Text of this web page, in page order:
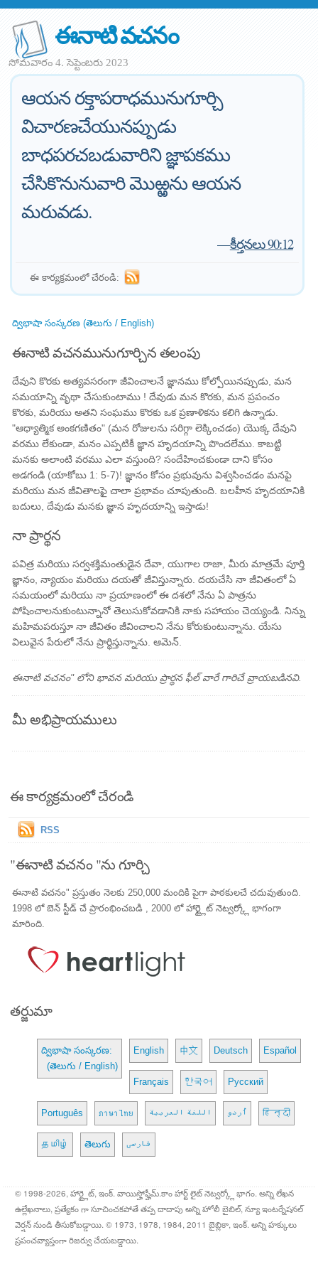
ఈనాటి వచనం
సోమవారం 4. సెప్టెంబరు 2023
ఆయన రక్తాపరాధమునుగూర్చి
విచారణచేయునప్పుడు
బాధపరచబడువారిని జ్ఞాపకము
చేసికొనునువారి మొఱ్ఱను ఆయన
మరువడు.
—కీర్తనలు 90:12
ఈ కార్యక్రమంలో చేరండి:
ద్విభాషా సంస్కరణ (తెలుగు / English)
ఈనాటి వచనమునుగూర్చిన తలంపు
దేవుని కొరకు అత్యవసరంగా జీవించాలనే జ్ఞానము కోల్పోయినప్పుడు, మన
సమయాన్ని వృథా చేసుకుంటాము ! దేవుడు మన కొరకు, మన ప్రపంచం
కొరకు, మరియు అతని సంఘము కొరకు ఒక ప్రణాళికను కలిగి ఉన్నాడు.
"ఆధ్యాత్మిక అంకగణితం" (మన రోజులను సరిగ్గా లెక్కించడం) యొక్క దేవుని
వరము లేకుండా, మనం ఎప్పటికీ జ్ఞాన హృదయాన్ని పొందలేము. కాబట్టి
మనకు అలాంటి వరము ఎలా వస్తుంది? సందేహించకుండా దాని కోసం
అడగండి (యాకోబు 1: 5-7)! జ్ఞానం కోసం ప్రభువును విశ్వసించడం మనపై
మరియు మన జీవితాలఫై చాలా ప్రభావం చూపుతుంది. బలహీన హృదయానికి
బదులు, దేవుడు మనకు జ్ఞాన హృదయాన్ని ఇస్తాడు!
నా ప్రార్థన
పవిత్ర మరియు సర్వశక్తిమంతుడైన దేవా, యుగాల రాజా, మీరు మాత్రమే పూర్తి
జ్ఞానం, న్యాయం మరియు దయతో జీవిస్తున్నారు. దయచేసి నా జీవితంలో ఏ
సమయంలో మరియు నా ప్రయాణంలో ఈ దశలో నేను ఏ పాత్రను
పోషించాలనుకుంటున్నానో తెలుసుకోవడానికి నాకు సహాయం చెయ్యండి. నిన్ను
మహిమపరుస్తూ నా జీవితం జీవించాలని నేను కోరుకుంటున్నాను. యేసు
విలువైన పేరులో నేను ప్రార్థిస్తున్నాను. ఆమెన్.
ఈనాటి వచనం" లోని భావన మరియు ప్రార్థన ఫీల్ వారే గారిచే వ్రాయబడినవి.
మీ అభిప్రాయములు
ఈ కార్యక్రమంలో చేరండి
RSS
"ఈనాటి వచనం "ను గూర్చి
ఈనాటి వచనం" ప్రస్తుతం నెలకు 250,000 మందికి పైగా పాఠకులచే చదువుతుంది.
1998 లో బెన్ స్టీడ్ చే ప్రారంభించబడి , 2000 లో హార్ట్లైట్ నెట్వర్క్లో భాగంగా
మారింది.
తర్జుమా
ద్విభాషా సంస్కరణ:
(తెలుగు / English)
English 中文 Deutsch Español
Français 한국어 Русский
Português ภาษาไทย اللغة العربية اُردو हिन्दी
தமிழ் తెలుగు فارسی
© 1998-2026, హార్ట్లైట్, ఇంక్. వాయిస్హోఫ్హీమ్.కాం హార్ట్ లైట్ నెట్వర్క్లో భాగం. అన్ని లేఖన
ఉల్లేఖనాలు, ప్రత్యేకం గా సూచించకపోతే తప్ప దాదాపు అన్ని హోలీ బైబిల్, న్యూ ఇంటర్నేషనల్
వెర్షన్ నుండి తీసుకోబడ్డాయి. © 1973, 1978, 1984, 2011 బైబ్లికా, ఇంక్. అన్ని హక్కులు
ప్రపంచవ్యాప్తంగా రిజర్వు చేయబడ్డాయి.